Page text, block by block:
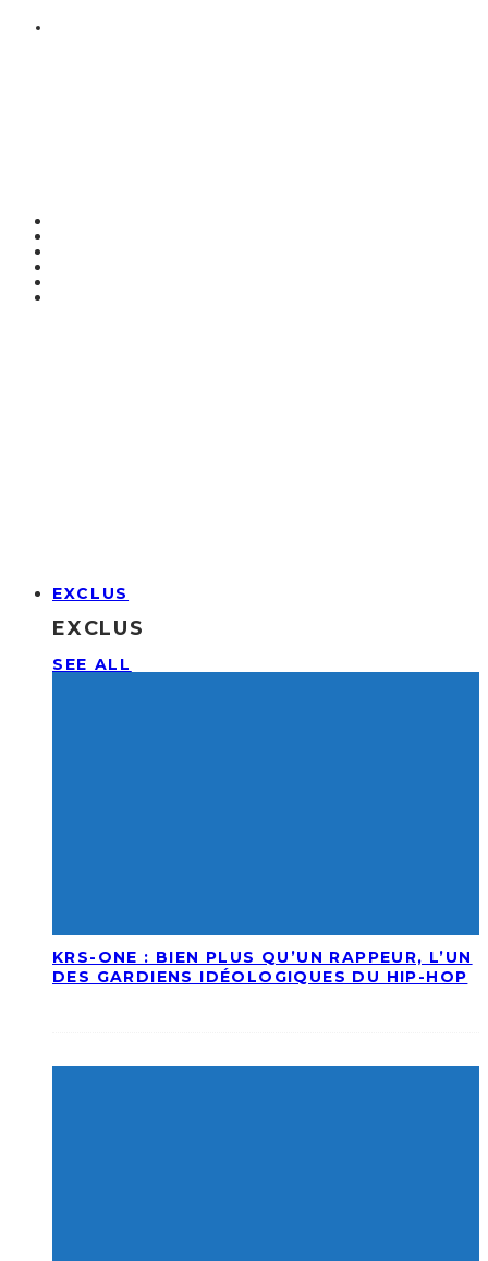
EXCLUS
EXCLUS
SEE ALL
KRS-ONE : BIEN PLUS QU’UN RAPPEUR, L’UN
DES GARDIENS IDÉOLOGIQUES DU HIP-HOP